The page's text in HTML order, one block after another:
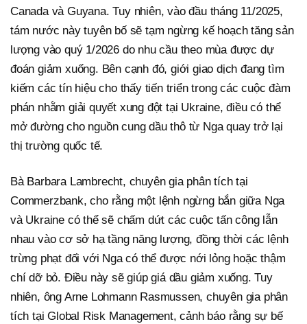
Canada và Guyana. Tuy nhiên, vào đầu tháng 11/2025,
tám nước này tuyên bố sẽ tạm ngừng kế hoạch tăng sản
lượng vào quý 1/2026 do nhu cầu theo mùa được dự
đoán giảm xuống. Bên cạnh đó, giới giao dịch đang tìm
kiếm các tín hiệu cho thấy tiến triển trong các cuộc đàm
phán nhằm giải quyết xung đột tại Ukraine, điều có thể
mở đường cho nguồn cung dầu thô từ Nga quay trở lại
thị trường quốc tế.
Bà Barbara Lambrecht, chuyên gia phân tích tại
Commerzbank, cho rằng một lệnh ngừng bắn giữa Nga
và Ukraine có thể sẽ chấm dứt các cuộc tấn công lẫn
nhau vào cơ sở hạ tầng năng lượng, đồng thời các lệnh
trừng phạt đối với Nga có thể được nới lỏng hoặc thậm
chí dỡ bỏ. Điều này sẽ giúp giá dầu giảm xuống. Tuy
nhiên, ông Arne Lohmann Rasmussen, chuyên gia phân
tích tại Global Risk Management, cảnh báo rằng sự bế